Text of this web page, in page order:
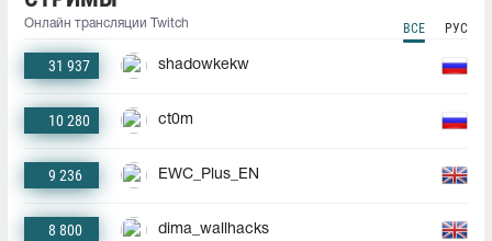
Онлайн трансляции Twitch ВСЕ РУС
31 937 shadowkekw
10 280 ct0m
9 236 EWC_Plus_EN
8 800 dima_wallhacks